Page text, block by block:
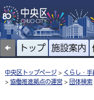
トップ 施設案内
中央区トップページ > くらし・手
> 協働推進拠点の運営 > 団体検索